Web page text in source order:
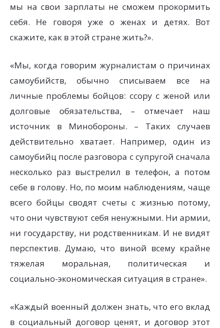
мы на свои зарплаты не сможем прокормить
себя. Не говоря уже о женах и детях. Вот
скажите, как в этой стране жить?».
«Мы, когда говорим журналистам о причинах
самоубийств, обычно списываем все на
личные проблемы бойцов: ссору с женой или
долговые обязательства, – отмечает наш
источник в Минобороны. – Таких случаев
действительно хватает. Например, один из
самоубийц после разговора с супругой сначала
несколько раз выстрелил в телефон, а потом
себе в голову. Но, по моим наблюдениям, чаще
всего бойцы сводят счеты с жизнью потому,
что они чувствуют себя ненужными. Ни армии,
ни государству, ни родственникам. И не видят
перспектив. Думаю, что виной всему крайне
тяжелая моральная, политическая и
социально-экономическая ситуация в стране».
«Каждый военный должен знать, что его вклад
в социальный договор ценят, и договор этот